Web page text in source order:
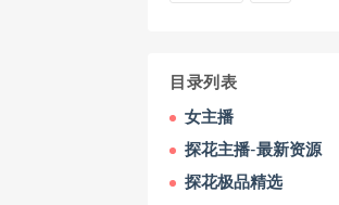
目录列表
女主播
探花主播-最新资源
探花极品精选